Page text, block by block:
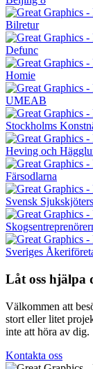
Låt oss hjälpa
Välkommen att
stort eller litet
inte att höra av dig.
Kontakta oss